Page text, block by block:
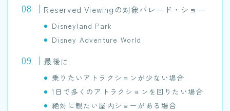
Reserved Viewingの対象パレード・ショー
Disneyland Park
Disney Adventure World
最後に
乗りたいアトラクションが少ない場合
1日で多くのアトラクションを回りたい場合
絶対に観たい屋内ショーがある場合